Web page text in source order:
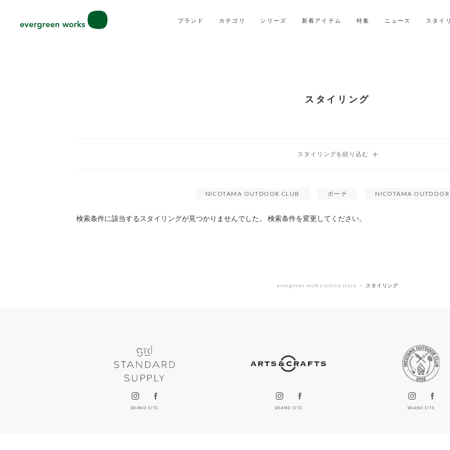
ブランド
カテゴリ シリーズ 新着アイテム 特集 ニュース スタイ
スタイリング
NICOTAMA OUTDOOR CLUB ポーチ NICOTAMA OUTDOOR
検索条件に該当するスタイリングが見つかりませんでした。 検索条件を変更してください。
evergreen works online store スタイリング
BRAND SITE BRAND SITE BRAND SITE